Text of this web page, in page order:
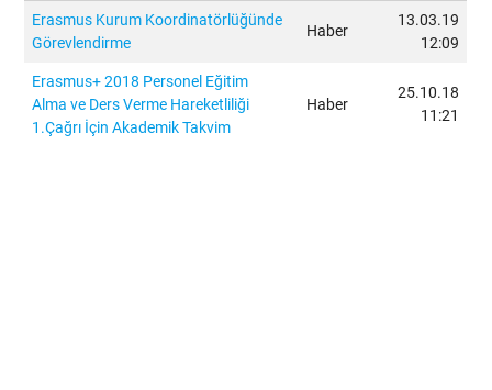
Erasmus Kurum Koordinatörlüğünde
Görevlendirme
Haber
13.03.19
12:09
Erasmus+ 2018 Personel Eğitim
Alma ve Ders Verme Hareketliliği
1.Çağrı İçin Akademik Takvim
Haber
25.10.18
11:21